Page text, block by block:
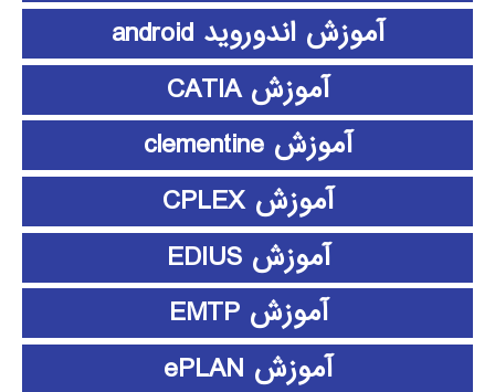
آموزش اندوروید android
آموزش CATIA
آموزش clementine
آموزش CPLEX
آموزش EDIUS
آموزش EMTP
آموزش ePLAN